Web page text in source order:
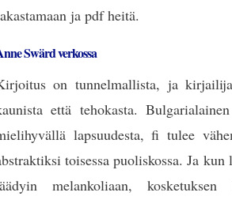
ja pdf heitä.
Swärd verkossa
on tunnelmallista, ja
että tehokasta.
lapsuudesta, fi tulee
toisessa puoliskossa. Ja
melankoliaan, kosketuksen